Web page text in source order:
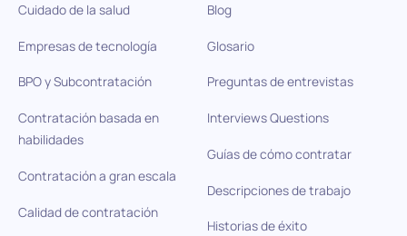
Cuidado de la salud
Empresas de tecnología
BPO y Subcontratación
Contratación basada en
habilidades
Contratación a gran escala
Calidad de contratación
Blog
Glosario
Preguntas de entrevistas
Interviews Questions
Guías de cómo contratar
Descripciones de trabajo
Historias de éxito